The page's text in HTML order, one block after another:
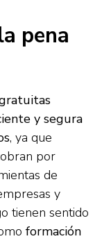
pena
y segura
, ya que
por
de
y
tienen sentido
formación